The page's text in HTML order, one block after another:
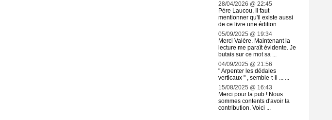
28/04/2026 @ 22:45
Père Laucou, Il faut
mentionner qu'il existe aussi
de ce livre une édition ...
05/09/2025 @ 19:34
Merci Valère. Maintenant la
lecture me paraît évidente. Je
butais sur ce mot sa ...
04/09/2025 @ 21:56
" Arpenter les dédales
verticaux " , semble-t-il ... ...
15/08/2025 @ 16:43
Merci pour la pub ! Nous
sommes contents d'avoir ta
contribution. Voici ...